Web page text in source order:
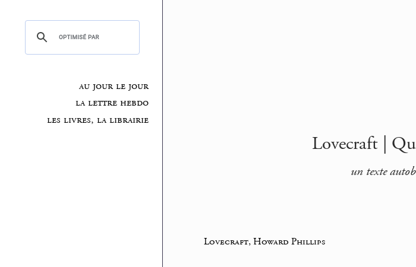
au jour le jour
la lettre hebdo
les livres, la librairie
Lovecraft |
un texte
Lovecraft, Howard Phillips